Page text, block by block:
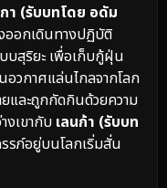
า (รับบทโดย อดัม
ออกเดินทางปฏิบัติ
บสุริยะ เพื่อเก็บกู้ฝุ่น
วกาศแล่นไกลจากโลก
และถูกกัดกินด้วยความ
งเขากับ เลนก้า (รับบท
รภ์อยู่บนโลกเริ่มสั่น